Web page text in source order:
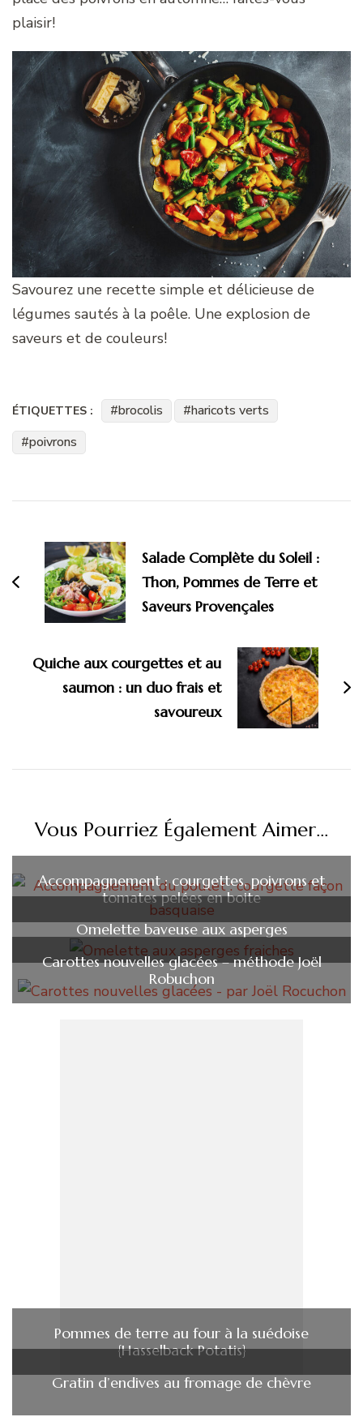
plaisir!
Savourez une recette simple et délicieuse de
légumes sautés à la poêle. Une explosion de
saveurs et de couleurs!
ÉTIQUETTES : brocolis
haricots verts
poivrons
d'article
Salade Complète du Soleil :
Thon, Pommes de Terre et
Saveurs Provençales
Quiche aux courgettes et au
saumon : un duo frais et
savoureux
Vous Pourriez Également Aimer...
Accompagnement : courgettes, poivrons et
tomates pelées en boite
Omelette baveuse aux asperges
Carottes nouvelles glacées – méthode Joël
Robuchon
Pommes de terre au four à la suédoise
{Hasselback Potatis}
Gratin d’endives au fromage de chèvre